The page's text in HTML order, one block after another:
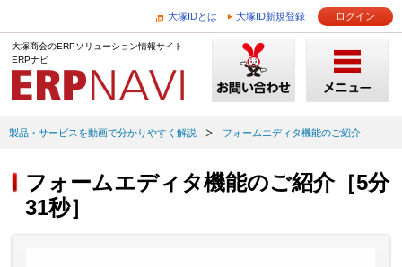
大塚IDとは 大塚ID新規登録 ログイン
大塚商会のERPソリューション情報サイト
ERPナビ
製品・サービスを動画で分かりやすく解説 フォームエディタ機能のご紹介
フォームエディタ機能のご紹介［5分
31秒］